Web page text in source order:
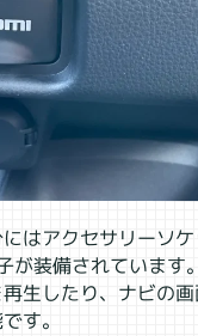
はアクセサリーソ
が装備されています。
生したり、ナビの
す。